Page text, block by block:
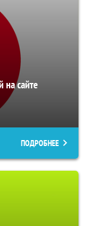
сайте
ПОДРОБНЕЕ